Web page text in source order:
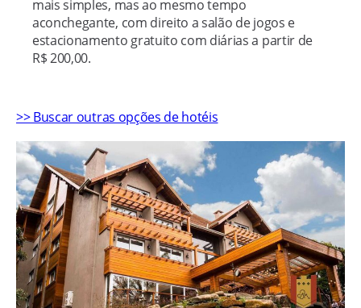
mais simples, mas ao mesmo tempo
aconchegante, com direito a salão de jogos e
estacionamento gratuito com diárias a partir de
R$ 200,00.
>> Buscar outras opções de hotéis